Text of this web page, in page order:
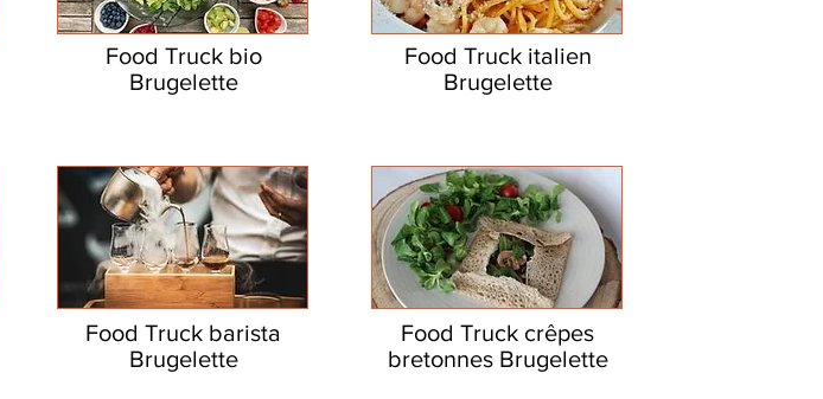
Food Truck bio
Brugelette
Food Truck italien
Brugelette
Food Truck barista
Brugelette
Food Truck crêpes
bretonnes Brugelette